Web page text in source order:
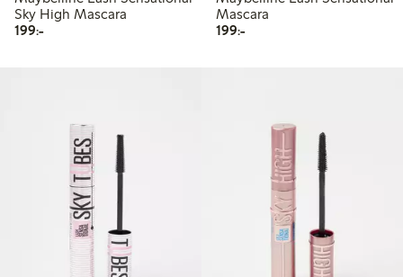
Sky High Mascara
199:-199,00 kr
Mascara
199:-199,00 kr